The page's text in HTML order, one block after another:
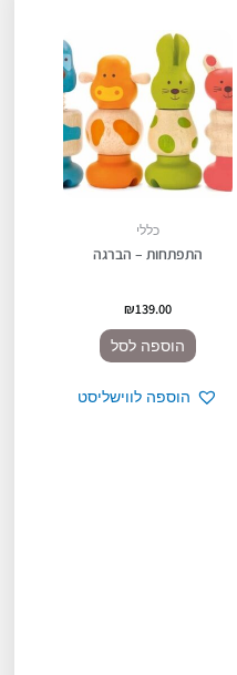
כללי
התפתחות – הברגה
₪139.00
הוספה לסל
הוספה לווישליסט